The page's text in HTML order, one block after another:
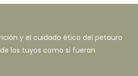
y el cuidado ético del petauro
los tuyos como si fueran